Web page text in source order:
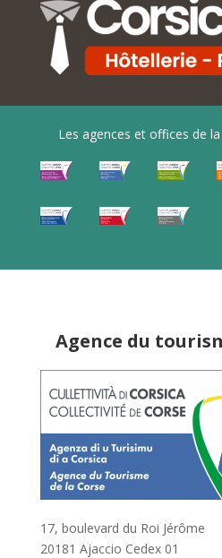
Les agences et offices de
Agence du
17, boulevard du Roi Jérôme
20181 Ajaccio Cedex 01